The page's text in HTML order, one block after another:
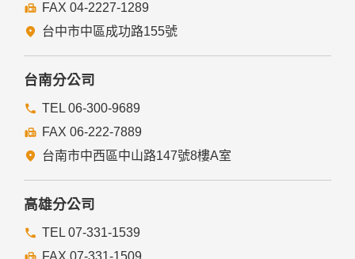
揭露您的個人資料是為了辨識、聯絡或採取法律行動所必要
者。
本網站委託廠商協助蒐集、處理或利用您的個人資料時，將對
委外廠商或個人善盡監督管理之責。
六、Cookie之使用
為了提供您最佳的服務，本網站會在您的電腦中放置並取用我
們的Cookie，若您不願接受Cookie的寫入，您可在您使用的
瀏覽器功能項中設定隱私權等級為高，即可拒絕Cookie的寫
七、隱私權保護政策之修正
款將刊登於網站上。
FAX 04-2227-1289
台中市中區成功路155號
台南分公司
TEL 06-300-9689
FAX 06-222-7889
台南市中西區中山路147號8樓A室
高雄分公司
TEL 07-331-1539
FAX 07-331-1509